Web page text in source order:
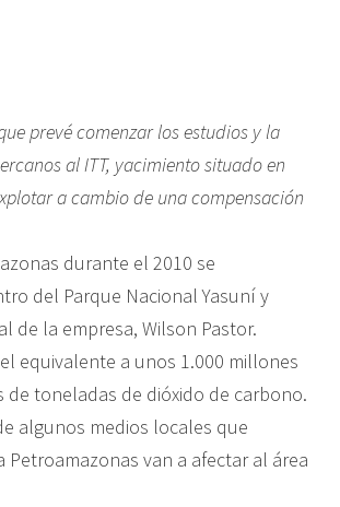
prevé comenzar los estudios y la
al ITT, yacimiento situado en
a cambio de una compensación
durante el 2010 se
del Parque Nacional Yasuní y
de la empresa, Wilson Pastor.
equivalente a unos 1.000 millones
toneladas de dióxido de carbono.
algunos medios locales que
van a afectar al área